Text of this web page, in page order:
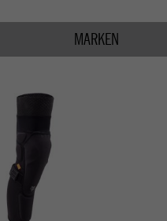
MARKEN